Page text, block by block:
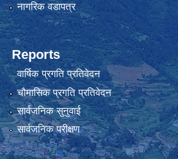
नागरिक वडापत्र
Reports
वार्षिक प्रगति प्रतिवेदन
चौमासिक प्रगति प्रतिवेदन
सार्वजनिक सुनुवाई
सार्वजनिक परीक्षण